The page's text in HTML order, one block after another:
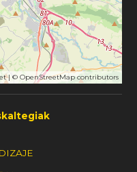
| © OpenStreetMapcontributors